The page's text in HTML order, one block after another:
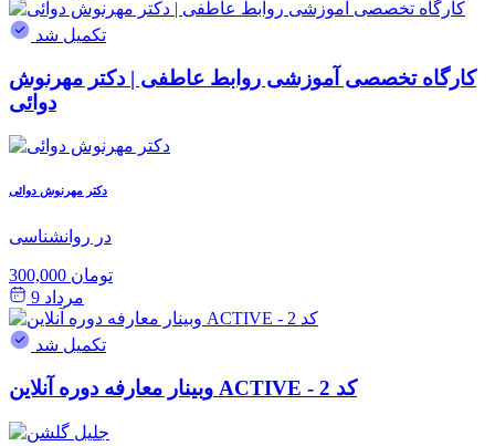
تکمیل شد
کارگاه تخصصی آموزشی روابط عاطفی | دکتر مهرنوش
دوائی
دکتر مهرنوش دوائی
در روانشناسی
300,000 تومان
مرداد 9
تکمیل شد
وبینار معارفه دوره آنلاین ACTIVE - کد 2